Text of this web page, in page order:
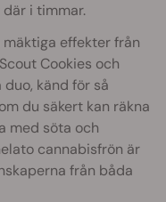
i timmar.
effekter från
Cookies och
känd för så
du säkert kan räkna
med söta och
cannabisfrön är
från båda